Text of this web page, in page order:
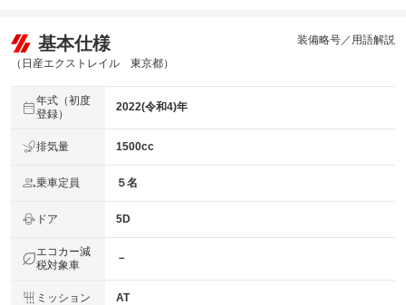
基本仕様
（日産エクストレイル 東京都）
装備略号／用語解説
年式（初度
登録）
2022(令和4)年
排気量 1500cc
乗車定員 ５名
ドア 5D
エコカー減
税対象車
－
ミッション AT